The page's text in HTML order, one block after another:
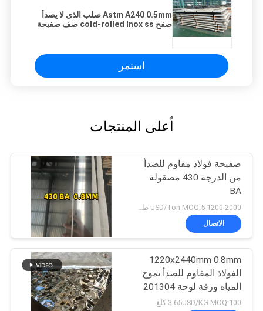
Astm A240 0.5mm صلب الذى لا يصدأ
صفح cold-rolled Inox ss صف صفيحة
استمر
أعلى المنتجات
صفيحة فولاذ مقاوم للصدأ
من الدرجة 430 مصقولة
BA
الاتصال
1220x2440mm 0.8mm
الفولاذ المقاوم للصدأ تموج
المياه ورقة لوحة 201304
3.65USD/KG MOQ:100 كلغ